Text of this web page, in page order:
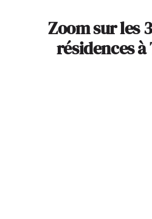
Zoom sur les
résidences